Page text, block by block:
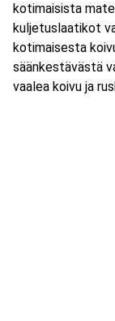
kotimaisista
kuljetuslaatikot
kotimaisesta
säänkestävästä
vaalea koivu ja